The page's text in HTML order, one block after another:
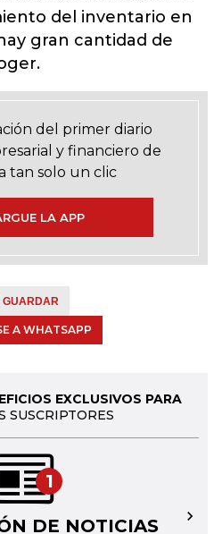
del inventario en
gran cantidad de
del primer diario
y financiero de
tan solo un clic
LA APP
GUARDAR
A WHATSAPP
EXCLUSIVOS PARA
SUSCRIPTORES
1
DE NOTICIAS →